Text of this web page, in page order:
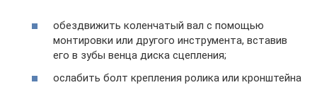
обездвижить коленчатый вал с помощью
монтировки или другого инструмента, вставив
его в зубы венца диска сцепления;
ослабить болт крепления ролика или кронштейна